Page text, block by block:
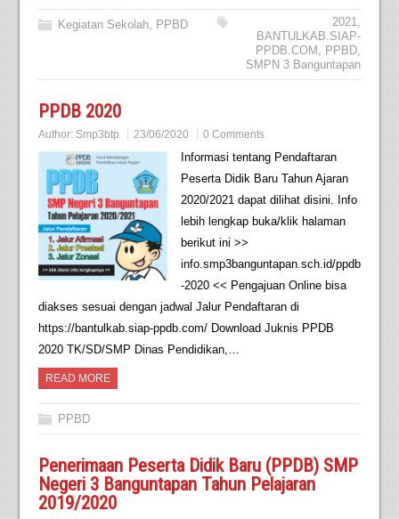
Kegiatan Sekolah, PPBD 2021,
BANTULKAB.SIAP-
PPDB.COM , PPBD,
SMPN 3 Banguntapan
PPDB 2020
Author: Smp3btp 23/06/2020 0 Comments
Informasi tentang Pendaftaran
Peserta Didik Baru Tahun Ajaran
2020/2021 dapat dilihat disini. Info
lebih lengkap buka/klik halaman
berikut ini >>
info.smp3banguntapan.sch.id/ppdb
-2020 << Pengajuan Online bisa
diakses sesuai dengan jadwal Jalur Pendaftaran di
https://bantulkab.siap-ppdb.com/ Download Juknis PPDB
2020 TK/SD/SMP Dinas Pendidikan,…
READ MORE
PPBD
Penerimaan Peserta Didik Baru (PPDB) SMP
Negeri 3 Banguntapan Tahun Pelajaran
2019/2020